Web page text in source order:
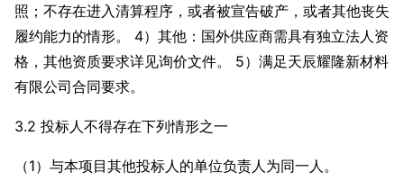
照；不存在进入清算程序，或者被宣告破产，或者其他丧失
履约能力的情形。 4）其他：国外供应商需具有独立法人资
格，其他资质要求详见询价文件。 5）满足天辰耀隆新材料
有限公司合同要求。
3.2 投标人不得存在下列情形之一
（1）与本项目其他投标人的单位负责人为同一人。